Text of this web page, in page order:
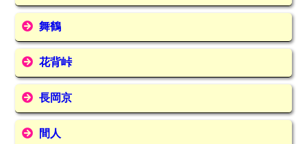
舞鶴
花背峠
長岡京
間人